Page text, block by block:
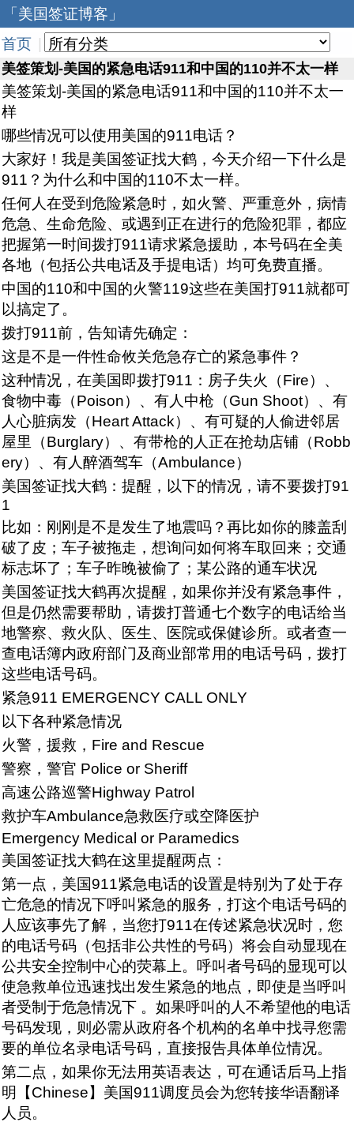
「美国签证博客」
首页
美签策划-美国的紧急电话911和中国的110并不太一样
美签策划-美国的紧急电话911和中国的110并不太一
样
哪些情况可以使用美国的911电话？
大家好！我是美国签证找大鹤，今天介绍一下什么是
911？为什么和中国的110不太一样。
任何人在受到危险紧急时，如火警、严重意外，病情
危急、生命危险、或遇到正在进行的危险犯罪，都应
把握第一时间拨打911请求紧急援助，本号码在全美
各地（包括公共电话及手提电话）均可免费直播。
中国的110和中国的火警119这些在美国打911就都可
以搞定了。
拨打911前，告知请先确定：
这是不是一件性命攸关危急存亡的紧急事件？
这种情况，在美国即拨打911：房子失火（Fire）、
食物中毒（Poison）、有人中枪（Gun Shoot）、有
人心脏病发（Heart Attack）、有可疑的人偷进邻居
屋里（Burglary）、有带枪的人正在抢劫店铺（Robb
ery）、有人醉酒驾车（Ambulance）
美国签证找大鹤：提醒，以下的情况，请不要拨打91
1
比如：刚刚是不是发生了地震吗？再比如你的膝盖刮
破了皮；车子被拖走，想询问如何将车取回来；交通
标志坏了；车子昨晚被偷了；某公路的通车状况
美国签证找大鹤再次提醒，如果你并没有紧急事件，
但是仍然需要帮助，请拨打普通七个数字的电话给当
地警察、救火队、医生、医院或保健诊所。或者查一
查电话簿内政府部门及商业部常用的电话号码，拨打
这些电话号码。
紧急911 EMERGENCY CALL ONLY
以下各种紧急情况
火警，援救，Fire and Rescue
警察，警官 Police or Sheriff
高速公路巡警Highway Patrol
救护车Ambulance急救医疗或空降医护
Emergency Medical or Paramedics
美国签证找大鹤在这里提醒两点：
第一点，美国911紧急电话的设置是特别为了处于存
亡危急的情况下呼叫紧急的服务，打这个电话号码的
人应该事先了解，当您打911在传述紧急状况时，您
的电话号码（包括非公共性的号码）将会自动显现在
公共安全控制中心的荧幕上。呼叫者号码的显现可以
使急救单位迅速找出发生紧急的地点，即使是当呼叫
者受制于危急情况下 。如果呼叫的人不希望他的电话
号码发现，则必需从政府各个机构的名单中找寻您需
要的单位名录电话号码，直接报告具体单位情况。
第二点，如果你无法用英语表达，可在通话后马上指
明【Chinese】美国911调度员会为您转接华语翻译
人员。